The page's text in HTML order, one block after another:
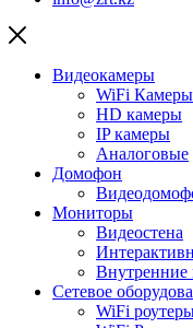
Видеокамеры
WiFi Камеры
HD камеры
IP камеры
Аналоговые
Домофон
Мониторы
Видеостена
Сетевое
WiFi